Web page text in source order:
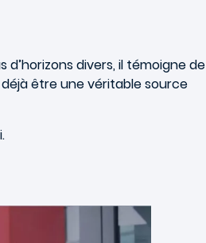
d’horizons divers, il témoigne de
être une véritable source